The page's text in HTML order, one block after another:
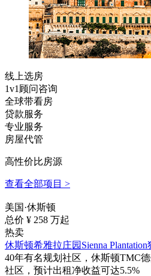
线上选房
1v1顾问咨询
全球带看房
贷款服务
专业服务
房屋代管
高性价比房源
查看全部项目 >
美国·休斯顿
总价 ¥ 258 万起
热卖
休斯顿希雅拉庄园Sienna
40年有名规划社区，休斯顿TMC
社区，预计出租净收益可达5.5%